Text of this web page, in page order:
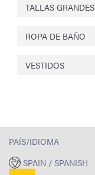
TALLAS GRANDES
ROPA DE BAÑO
VESTIDOS
PAÍS/IDIOMA
SPAIN / SPANISH